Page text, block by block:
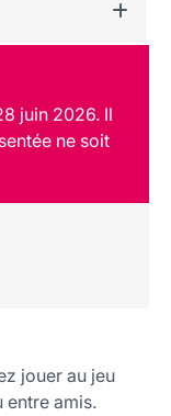
juin 2026. Il
ne soit
jouer au jeu
entre amis.